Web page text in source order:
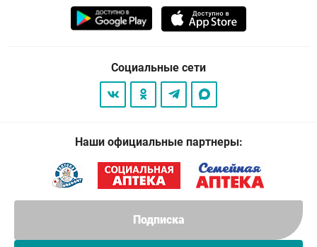
Подписка
Социальные сети
Наши официальные партнеры: